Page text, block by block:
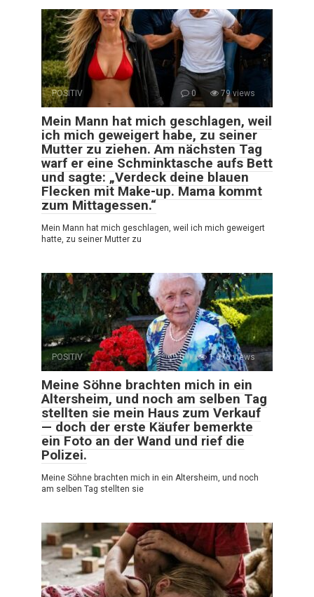
POSITIV 0 79 views
Mein Mann hat mich geschlagen, weil
ich mich geweigert habe, zu seiner
Mutter zu ziehen. Am nächsten Tag
warf er eine Schminktasche aufs Bett
und sagte: „Verdeck deine blauen
Flecken mit Make-up. Mama kommt
zum Mittagessen.“
Mein Mann hat mich geschlagen, weil ich mich geweigert
hatte, zu seiner Mutter zu
POSITIV 0 1 676 views
Meine Söhne brachten mich in ein
Altersheim, und noch am selben Tag
stellten sie mein Haus zum Verkauf
— doch der erste Käufer bemerkte
ein Foto an der Wand und rief die
Polizei.
Meine Söhne brachten mich in ein Altersheim, und noch
am selben Tag stellten sie